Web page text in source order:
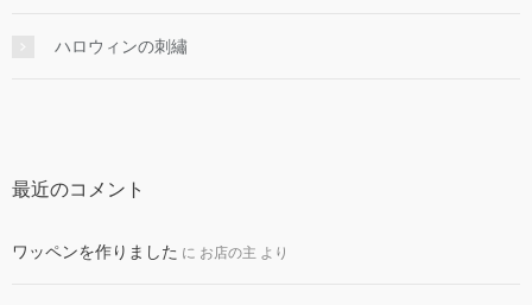
ハロウィンの刺繡
最近のコメント
ワッペンを作りました に お店の主 より